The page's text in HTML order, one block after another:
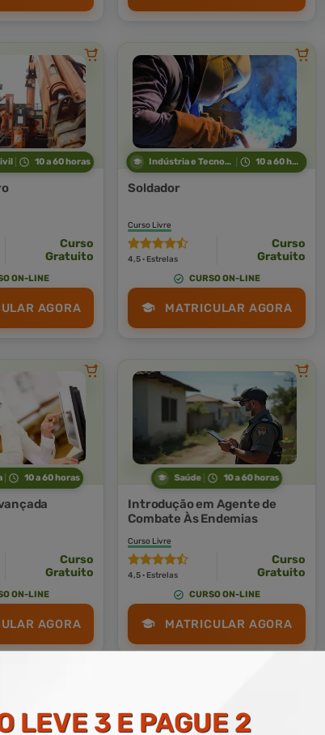
10 a 60 horas
Curso
Gratuito
ON-LINE
AGORA
Indústria e Tecnologia 10 a 60 horas
Soldador
Curso Livre
4,5 · Estrelas
Curso
Gratuito
CURSO ON-LINE
MATRICULAR AGORA
10 a 60 horas
Curso
Gratuito
ON-LINE
AGORA
Saúde 10 a 60 horas
Introdução em Agente de
Combate Às Endemias
Curso Livre
4,5 · Estrelas
Curso
Gratuito
CURSO ON-LINE
MATRICULAR AGORA
LEVE 3 E PAGUE 2